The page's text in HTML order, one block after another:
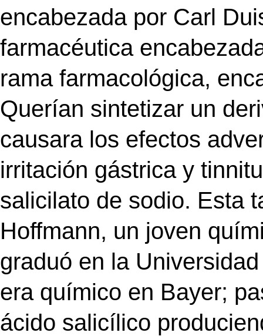
encabezada por Carl
farmacéutica
rama farmacológica,
Querían sintetizar un
causara los efectos
irritación gástrica y
salicilato de sodio. Esta
Hoffmann, un joven
graduó en la
era químico en Bayer;
ácido salicílico